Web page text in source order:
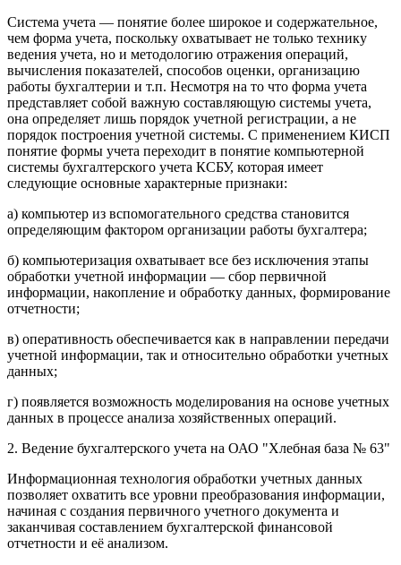
Система учета — понятие более широкое и содержательное,
чем форма учета, поскольку охватывает не только технику
ведения учета, но и методологию отражения операций,
вычисления показателей, способов оценки, организацию
работы бухгалтерии и т.п. Несмотря на то что форма учета
представляет собой важную составляющую системы учета,
она определяет лишь порядок учетной регистрации, а не
порядок построения учетной системы. С применением КИСП
понятие формы учета переходит в понятие компьютерной
системы бухгалтерского учета КСБУ, которая имеет
следующие основные характерные признаки:
а) компьютер из вспомогательного средства становится
определяющим фактором организации работы бухгалтера;
б) компьютеризация охватывает все без исключения этапы
обработки учетной информации — сбор первичной
информации, накопление и обработку данных, формирование
отчетности;
в) оперативность обеспечивается как в направлении передачи
учетной информации, так и относительно обработки учетных
данных;
г) появляется возможность моделирования на основе учетных
данных в процессе анализа хозяйственных операций.
2. Ведение бухгалтерского учета на ОАО "Хлебная база № 63"
Информационная технология обработки учетных данных
позволяет охватить все уровни преобразования информации,
начиная с создания первичного учетного документа и
заканчивая составлением бухгалтерской финансовой
отчетности и её анализом.